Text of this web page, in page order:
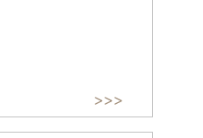
>>>